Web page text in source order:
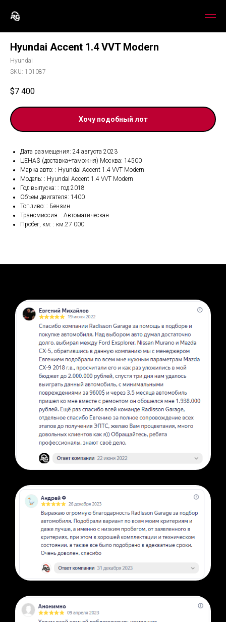
Hyundai Accent 1.4 VVT Modern
Hyundai
SKU: 101087
$7 400
Хочу подобный лот
Дата размещения: 24 августа 2023
ЦЕНА$ (доставка+таможня) Москва: 14500
Марка авто: : Hyundai Accent 1.4 VVT Modern
Модель: : Hyundai Accent 1.4 VVT Modern
Год выпуска: : год.2018
Объем двигателя: 1400
Топливо: : Бензин
Трансмиссия: : Автоматическая
Пробег, км: : км.27 000